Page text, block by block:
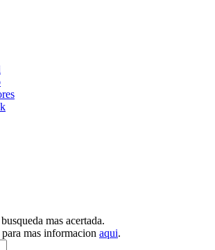
mas acertada.
mas informacion aqui.